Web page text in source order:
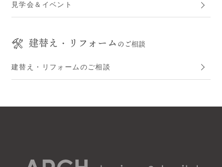
見学会＆イベント
建替え・リフォーム のご相談
建替え・リフォームのご相談